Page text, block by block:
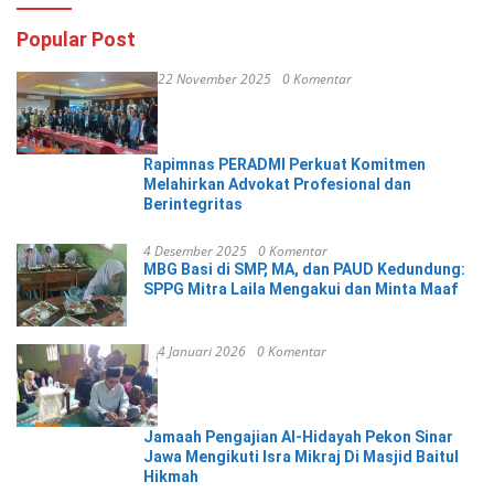
Popular Post
22 November 2025 0 Komentar
Rapimnas PERADMI Perkuat Komitmen
Melahirkan Advokat Profesional dan
Berintegritas
4 Desember 2025 0 Komentar
MBG Basi di SMP, MA, dan PAUD Kedundung:
SPPG Mitra Laila Mengakui dan Minta Maaf
4 Januari 2026 0 Komentar
Jamaah Pengajian Al-Hidayah Pekon Sinar
Jawa Mengikuti Isra Mikraj Di Masjid Baitul
Hikmah